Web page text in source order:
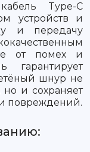
Type-C
устройств и
и передачу
от помех и
гарантирует
шнур не
но и сохраняет
повреждений.